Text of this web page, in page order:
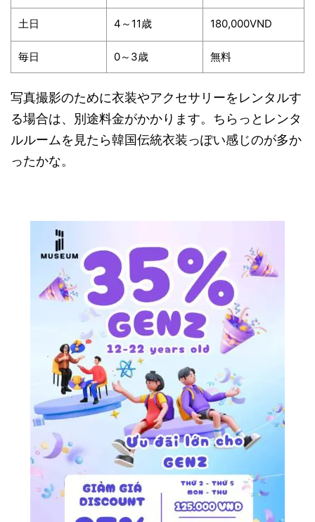
土日 4～11歳 180,000VND
毎日 0～3歳 無料
写真撮影のために衣装やアクセサリーをレンタルす
る場合は、別途料金がかかります。ちらっとレンタ
ルルームを見たら韓国伝統衣装っぽい感じのが多か
ったかな。